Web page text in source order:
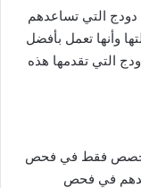
دودج التي تساعدهم
وأنها تعمل بأفضل
التي تقدمها هذه
فقط في فحص
في فحص